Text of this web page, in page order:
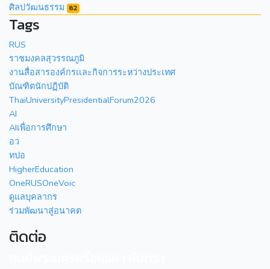
ศิลปวัฒนธรรม 82
Tags
RUS
ราชมงคลสุวรรณภูมิ
งานสื่อสารองค์กรเเละกิจการระหว่างประเทศ
บัณฑิตนักปฏิบัติ
ThaiUniversityPresidentialForum2026
AI
AIเพื่อการศึกษา
อว
ทปอ
HigherEducation
OneRUSOneVoic
ดูแลบุคลากร
ร่วมพัฒนาสู่อนาคต
ติดต่อ